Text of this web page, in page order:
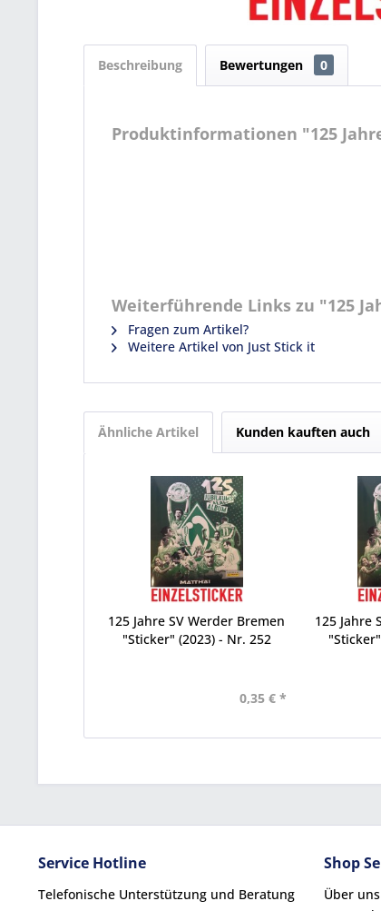
Beschreibung Bewertungen 0
Produktinformationen "125
Weiterführende Links zu "125
Fragen zum Artikel?
Weitere Artikel von Just Stick it
Ähnliche Artikel Kunden kauften auch
125 Jahre SV Werder Bremen
"Sticker" (2023) - Nr. 252
0,35 € *
125 Jahre
Service Hotline
Telefonische Unterstützung und Beratung
Shop
Über uns